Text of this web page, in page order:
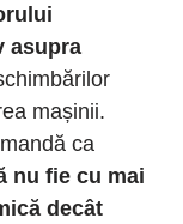
asupra
mașinii.
ca
nu fie cu mai
decât